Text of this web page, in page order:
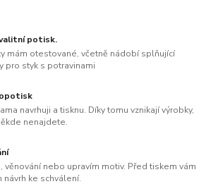
potisk.
mám otestované, včetně nádobí splňující
pro styk s potravinami
navrhuji a tisknu. Díky tomu vznikají výrobky,
nenajdete.
věnování nebo upravím motiv. Před tiskem vám
návrh ke schválení.